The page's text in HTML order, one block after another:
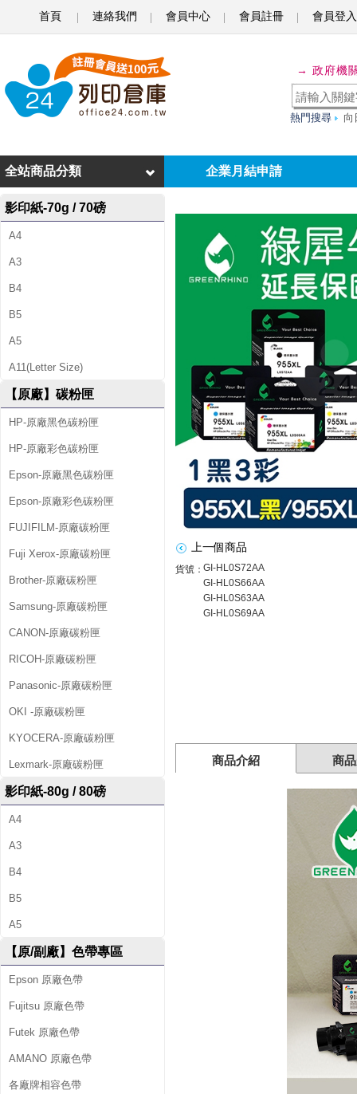
首頁 連絡我們 會員中心 會員註冊 會員登入
犀
牛
o
r
H
P
N
O
9
5
X
L
1
黑
3
彩
超
值
組
L
0
S
7
2
A
A
L
S
6
3
A
A
→ 政府機
熱門搜尋 向
企業月結申請
全站商品分類
影印紙-70g / 70磅
A4
A3
B4
B5
A5
A11(Letter Size)
【原廠】碳粉匣
HP-原廠黑色碳粉匣
HP-原廠彩色碳粉匣
Epson-原廠黑色碳粉匣
Epson-原廠彩色碳粉匣
FUJIFILM-原廠碳粉匣
Fuji Xerox-原廠碳粉匣
Brother-原廠碳粉匣
Samsung-原廠碳粉匣
CANON-原廠碳粉匣
RICOH-原廠碳粉匣
Panasonic-原廠碳粉匣
OKI -原廠碳粉匣
KYOCERA-原廠碳粉匣
Lexmark-原廠碳粉匣
影印紙-80g / 80磅
A4
A3
B4
B5
A5
【原/副廠】色帶專區
Epson 原廠色帶
Fujitsu 原廠色帶
Futek 原廠色帶
AMANO 原廠色帶
各廠牌相容色帶
上一個商品
貨號：GI-HL0S72AA
GI-HL0S66AA
GI-HL0S63AA
GI-HL0S69AA
商品介紹 商